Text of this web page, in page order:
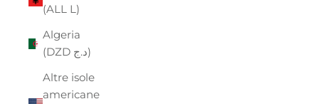
(ALL L)
Algeria
(DZD د.ج)
Altre isole
americane